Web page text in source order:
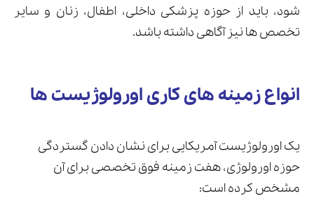
شود، باید از حوزه پزشکی داخلی، اطفال، زنان و سایر
تخصص ها نیز آگاهی داشته باشد.
انواع زمینه های کاری اورولوژیست ها
یک اورولوژیست آمریکایی برای نشان دادن گستردگی
حوزه اورولوژی، هفت زمینه فوق تخصصی برای آن
مشخص کرده است:
ارسال
قدرت گرفته از همیارسیستم